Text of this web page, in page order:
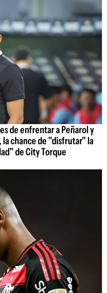
de enfrentar a Peñarol y
la chance de "disfrutar" la
de City Torque